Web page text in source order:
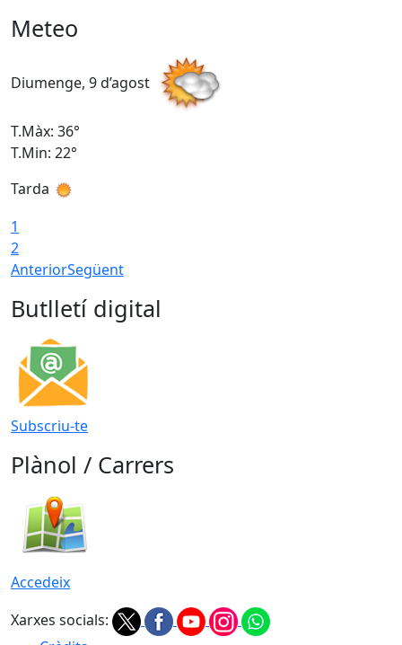
Meteo
Diumenge, 9 d’agost
T.Màx: 36°
T.Min: 22°
Tarda
1
2
AnteriorSegüent
Butlletí digital
Subscriu-te
Plànol / Carrers
Accedeix
Xarxes socials: